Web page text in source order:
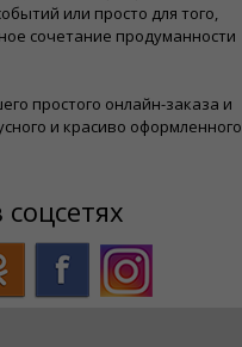
или просто для того,
сочетание продуманности
простого онлайн-заказа и
и красиво оформленного